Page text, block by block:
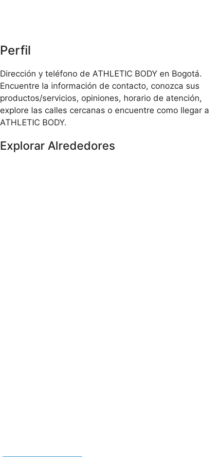
Perfil
Dirección y teléfono de ATHLETIC BODY en Bogotá.
Encuentre la información de contacto, conozca sus
productos/servicios, opiniones, horario de atención,
explore las calles cercanas o encuentre como llegar a
ATHLETIC BODY.
Explorar Alrededores